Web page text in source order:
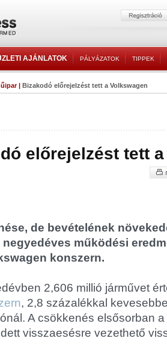
AJÁNLATOK PÁLYÁZATOK TIPPEK
| Bizakodó előrejelzést tett a Volkswagen
előrejelzést tett
de bevételének
működési
konszern.
2,606 millió járművet
, 2,8 százalékkal
A csökkenés elsősorban
visszaesésre vezethető